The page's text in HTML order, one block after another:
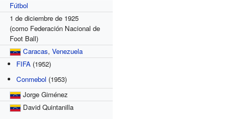
Fútbol
1 de diciembre de 1925
(como Federación Nacional de
Foot Ball)
Caracas,Venezuela
FIFA (1952)
Conmebol (1953)
Jorge Giménez
David Quintanilla